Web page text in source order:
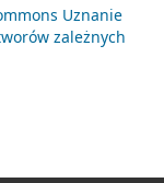
Uznanie
zależnych